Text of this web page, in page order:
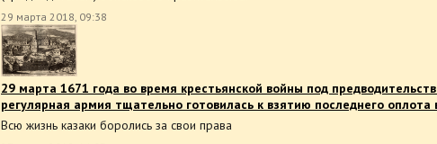
29 марта 2018, 09:38
29 марта 1671 года во время крестьянской войны под
регулярная армия тщательно готовилась к взятию последнего оплота
Всю жизнь казаки боролись за свои права